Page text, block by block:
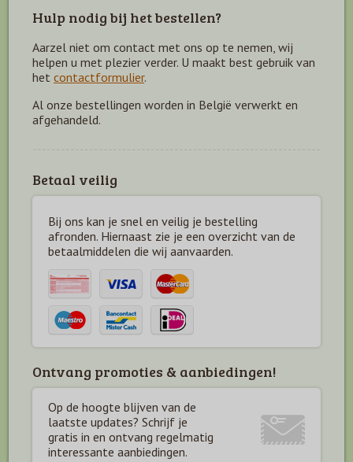
Hulp nodig bij het bestellen?
Aarzel niet om contact met ons op te nemen, wij
helpen u met plezier verder. U maakt best gebruik van
het contactformulier.
Al onze bestellingen worden in België verwerkt en
afgehandeld.
Betaal veilig
Bij ons kan je snel en veilig je bestelling
afronden. Hiernaast zie je een overzicht van de
betaalmiddelen die wij aanvaarden.
Ontvang promoties & aanbiedingen!
Op de hoogte blijven van de
laatste updates? Schrijf je
gratis in en ontvang regelmatig
interessante aanbiedingen.